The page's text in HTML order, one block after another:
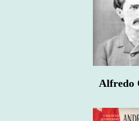
Alfredo